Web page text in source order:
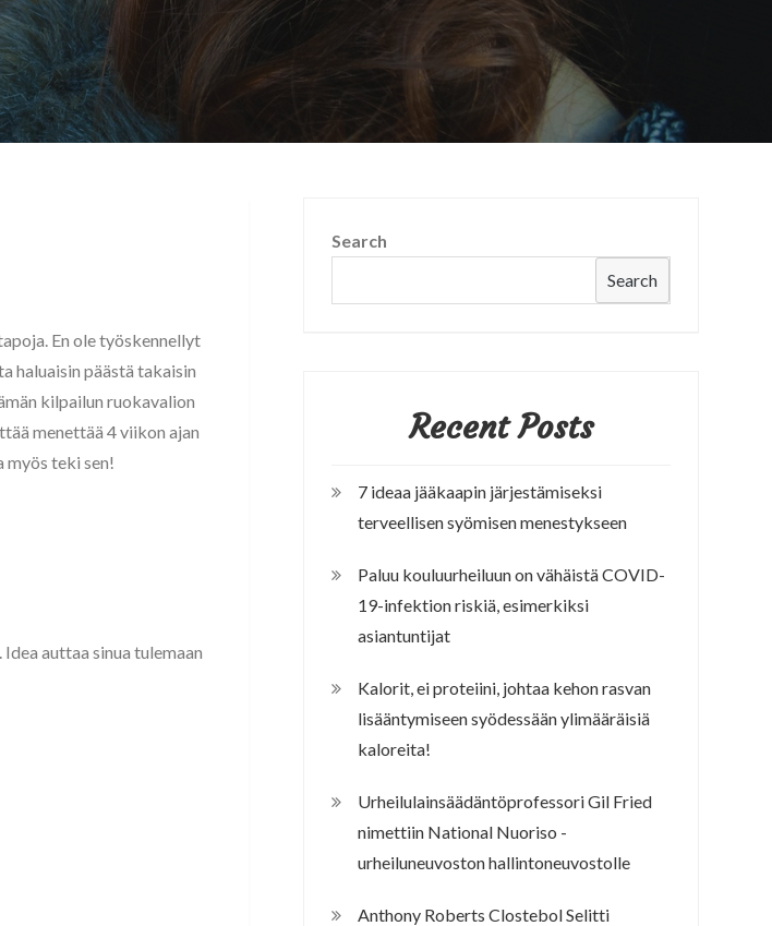
En ole työskennellyt
haluaisin päästä takaisin
kilpailun ruokavalion
menettää 4 viikon ajan
myös teki sen!
auttaa sinua tulemaan
Search
Search
Recent Posts
7 ideaa jääkaapin järjestämiseksi
terveellisen syömisen menestykseen
Paluu kouluurheiluun on vähäistä COVID-
19-infektion riskiä, esimerkiksi
asiantuntijat
Kalorit, ei proteiini, johtaa kehon rasvan
lisääntymiseen syödessään ylimääräisiä
kaloreita!
Urheilulainsäädäntöprofessori Gil Fried
nimettiin National Nuoriso -
urheiluneuvoston hallintoneuvostolle
Anthony Roberts Clostebol Selitti